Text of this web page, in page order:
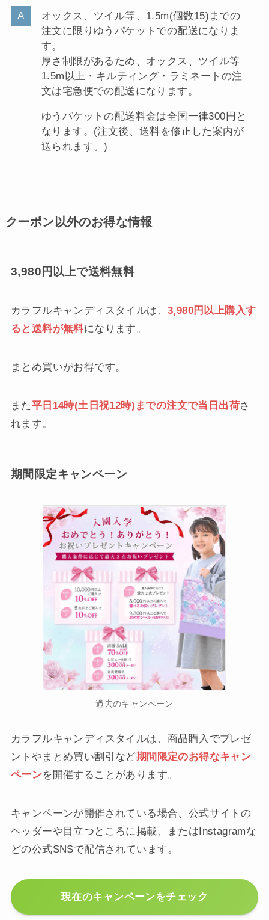
オックス、ツイル等、1.5m(個数15)までの
注文に限りゆうパケットでの配送になりま
す。
厚さ制限があるため、オックス、ツイル等
1.5m以上・キルティング・ラミネートの注
文は宅急便での配送になります。
ゆうパケットの配送料金は全国一律300円と
なります。(注文後、送料を修正した案内が
送られます。)
クーポン以外のお得な情報
3,980円以上で送料無料
カラフルキャンディスタイルは、 3,980円以上購入す
ると送料が無料になります。
まとめ買いがお得です。
また平日14時(土日祝12時)までの注文で当日出荷さ
れます。
期間限定キャンペーン
過去のキャンペーン
カラフルキャンディスタイルは、商品購入でプレゼ
ントやまとめ買い割引など期間限定のお得なキャン
ペーンを開催することがあります。
キャンペーンが開催されている場合、公式サイトの
ヘッダーや目立つところに掲載、またはInstagramな
どの公式SNSで配信されています。
現在のキャンペーンをチェック